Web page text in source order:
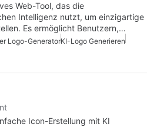
Web-Tool, das die
Intelligenz nutzt, um einzigartige
Es ermöglicht Benutzern,…
Logo-GeneratorKI-Logo Generieren
Icon-Erstellung mit KI